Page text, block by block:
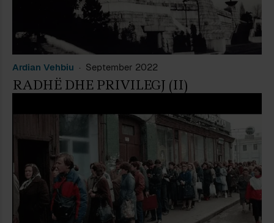
Ardian Vehbiu September 2022
RADHË DHE PRIVILEGJ (II)